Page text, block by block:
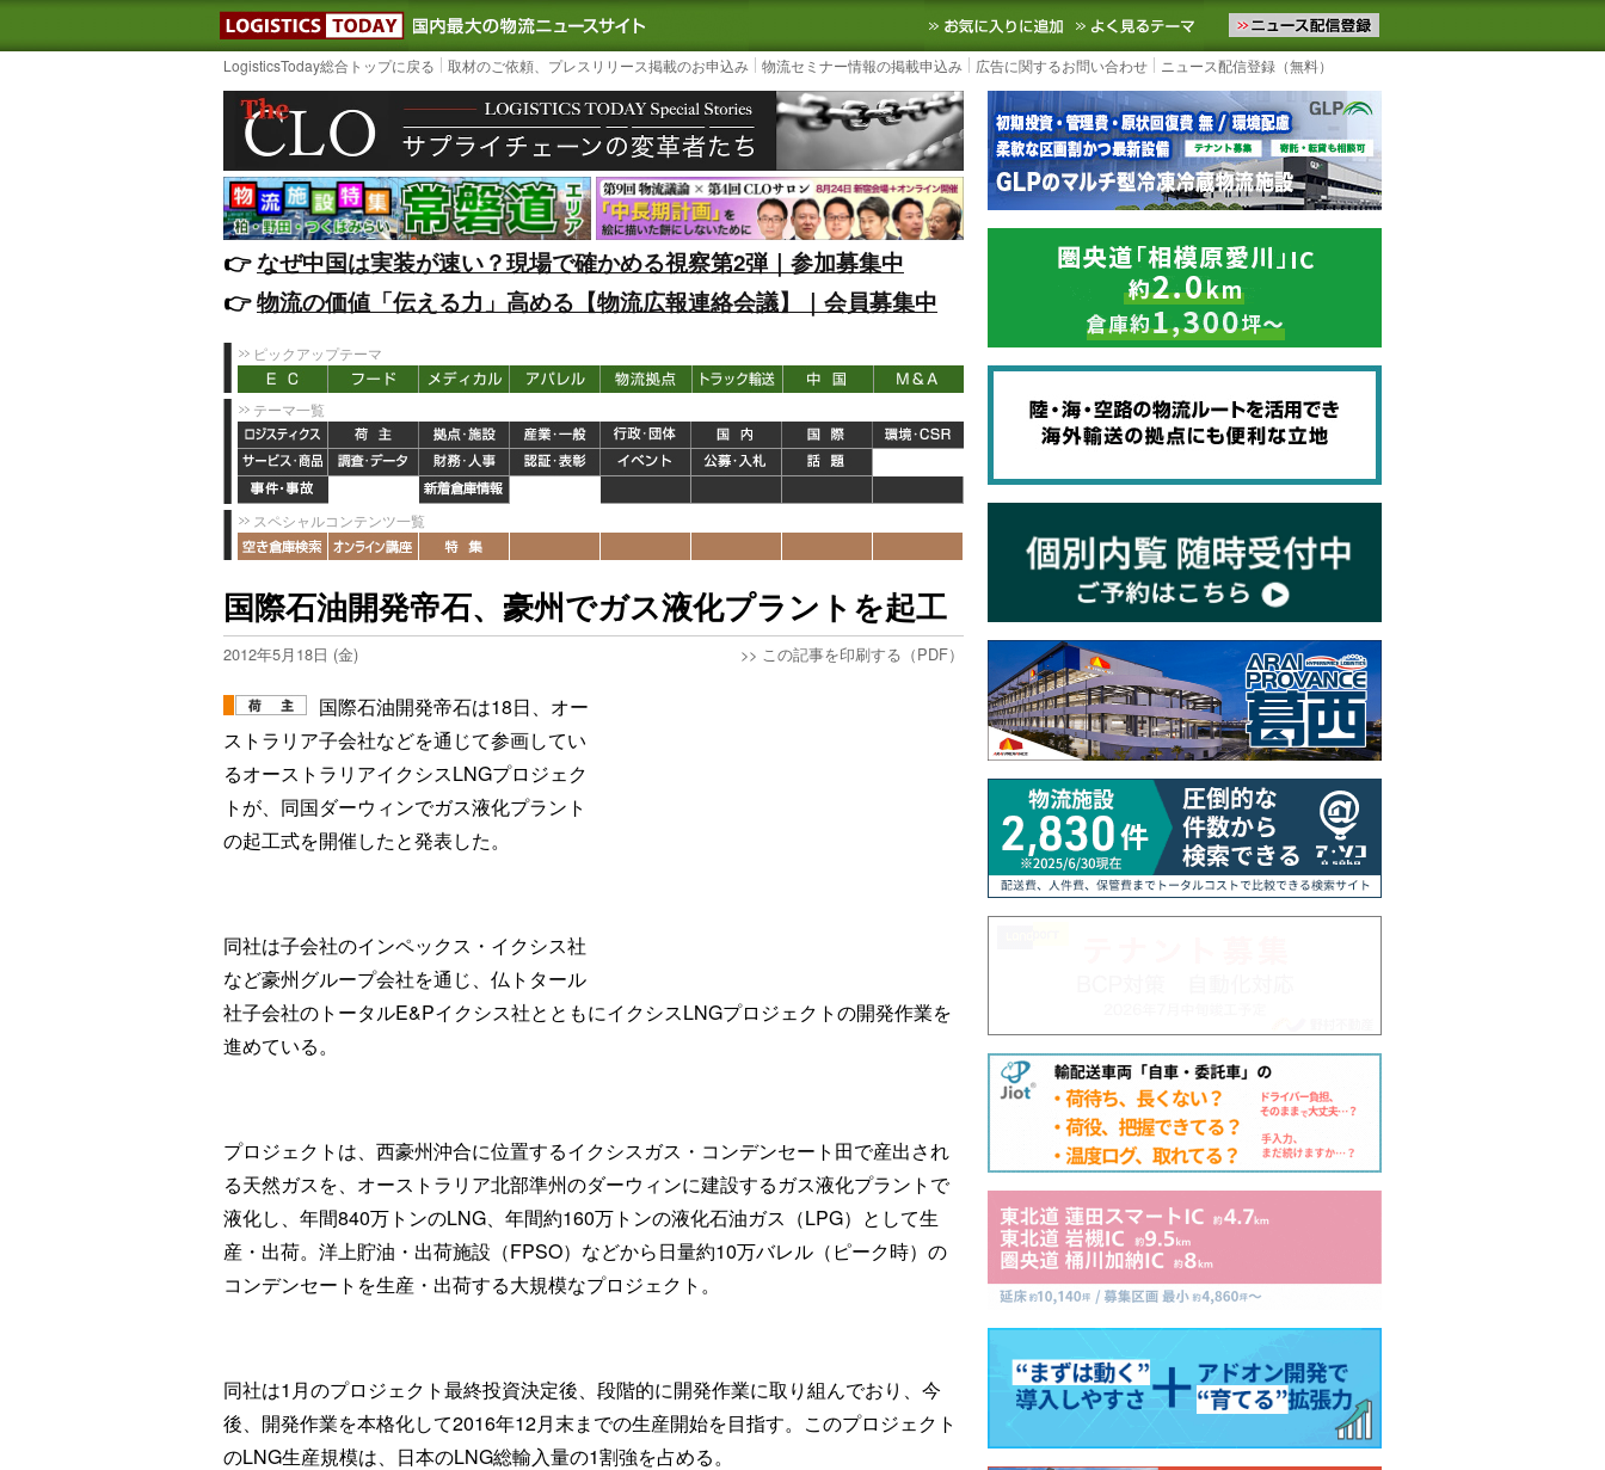
LOGISTICS TODAY｜国内最大の物流ニュースサイト3PL, SCMなど国内外の最新の物流ニュースをお届けします。物流ニュースメール配信を登録す
お気に入りに追加 よく見るテーマ
LogisticsToday総合トップに戻る 取材のご依頼、プレスリリース掲載のお申込み 物流セミナー情報の掲載申込み 広告に関するお問い合わせ ニュース配信登録（無料）
👉️なぜ中国は実装が速い？現場で確かめる視察第2弾｜参加募集中
👉️物流の価値「伝える力」高める【物流広報連絡会議】｜会員募集中
ピックアップテーマ
テーマ一覧
スペシャルコンテンツ一覧
国際石油開発帝石、豪州でガス液化プラントを起工
2012年5月18日 (金) >> この記事を印刷する（PDF）
国際石油開発帝石は18日、オー
ストラリア子会社などを通じて参画してい
るオーストラリアイクシスLNGプロジェク
トが、同国ダーウィンでガス液化プラント
の起工式を開催したと発表した。
同社は子会社のインペックス・イクシス社
など豪州グループ会社を通じ、仏トタール
社子会社のトータルE&Pイクシス社とともにイクシスLNGプロジェクトの開発作業を
進めている。
プロジェクトは、西豪州沖合に位置するイクシスガス・コンデンセート田で産出され
る天然ガスを、オーストラリア北部準州のダーウィンに建設するガス液化プラントで
液化し、年間840万トンのLNG、年間約160万トンの液化石油ガス（LPG）として生
産・出荷。洋上貯油・出荷施設（FPSO）などから日量約10万バレル（ピーク時）の
コンデンセートを生産・出荷する大規模なプロジェクト。
同社は1月のプロジェクト最終投資決定後、段階的に開発作業に取り組んでおり、今
後、開発作業を本格化して2016年12月末までの生産開始を目指す。このプロジェクト
のLNG生産規模は、日本のLNG総輸入量の1割強を占める。